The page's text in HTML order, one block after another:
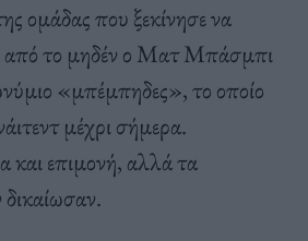
ομάδας που ξεκίνησε να
από το μηδέν ο Ματ Μπάσμπι
«μπέμπηδες», το οποίο
μέχρι σήμερα.
και επιμονή, αλλά τα